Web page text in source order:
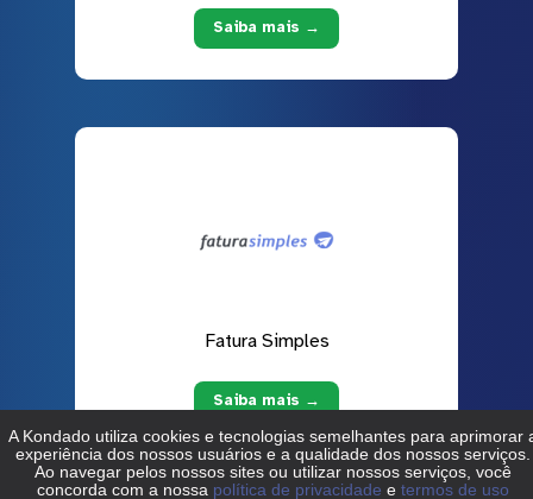
Saiba mais →
Fatura Simples
Saiba mais →